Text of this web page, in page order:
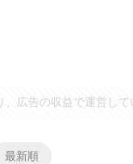
広告の収益で運営して
最新順